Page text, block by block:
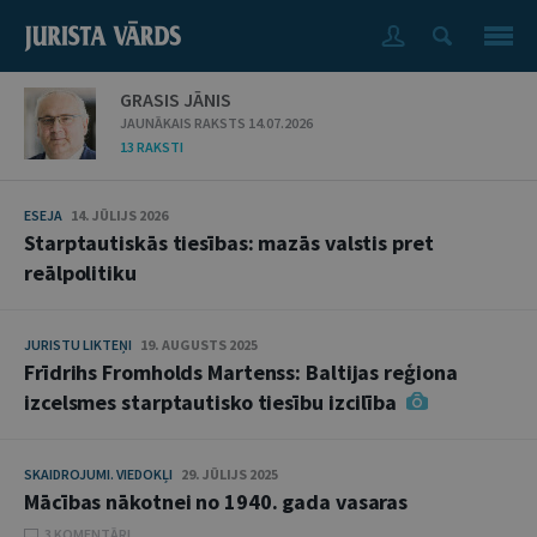
GRASIS JĀNIS
JAUNĀKAIS RAKSTS 14.07.2026
13 RAKSTI
ESEJA 14. JŪLIJS 2026
Starptautiskās tiesības: mazās valstis pret
reālpolitiku
JURISTU LIKTEŅI 19. AUGUSTS 2025
Frīdrihs Fromholds Martenss: Baltijas reģiona
izcelsmes starptautisko tiesību izcilība
SKAIDROJUMI. VIEDOKĻI 29. JŪLIJS 2025
Mācības nākotnei no 1940. gada vasaras